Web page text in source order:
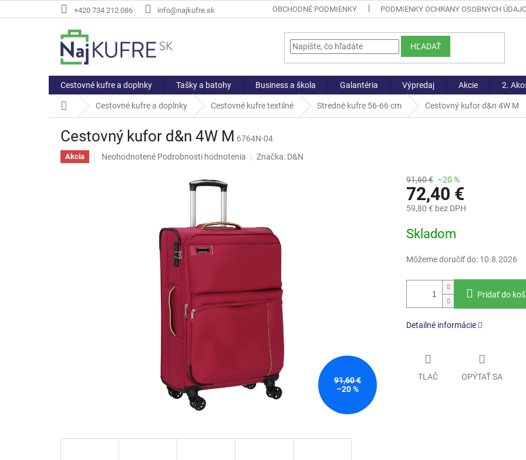
na
+420 734 212 086 info@najkufre.sk OBCHODNÉ PODMIENKY PODMIENKY OCHRANY OSOBNÝCH
HĽADAŤ
Cestovné kufre a doplnky Tašky a batohy Business a škola Galantéria Výpredaj Akcie 2.
DomovCestovné kufre a doplnky Cestovné kufre textilné Stredné kufre 56-66 cm Cestovný kufor d&n 4W M
Cestovný kufor d&n 4W M 6764N-04
Akcia
Priemerné
Neohodnotené Podrobnosti hodnotenia Značka: D&N
91,60 €
–20 %
91,60 € –20 %
72,40 €
59,80 € bez DPH
cena:
Skladom
Môžeme doručiť do: 10.8.2026
Pridať do
Detailné informácie
TLAČ OPÝTAŤ SA